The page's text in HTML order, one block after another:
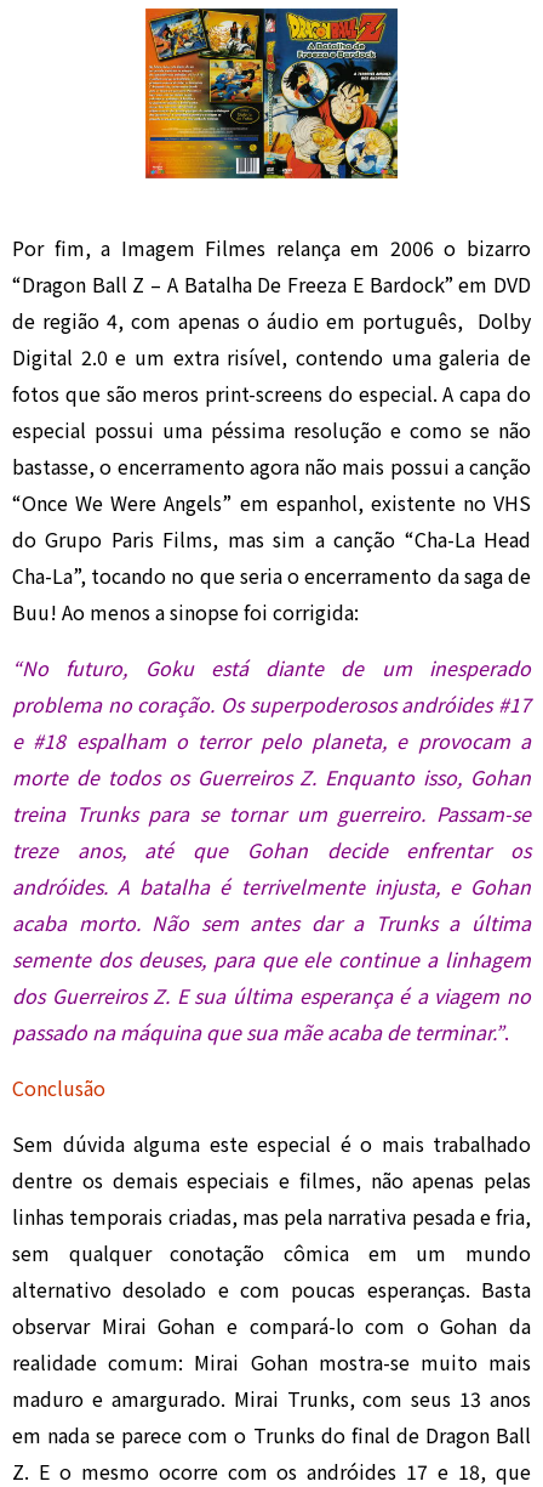
Por fim, a Imagem Filmes relança em 2006 o bizarro
“Dragon Ball Z – A Batalha De Freeza E Bardock” em DVD
de região 4, com apenas o áudio em português, Dolby
Digital 2.0 e um extra risível, contendo uma galeria de
fotos que são meros print-screens do especial. A capa do
especial possui uma péssima resolução e como se não
bastasse, o encerramento agora não mais possui a canção
“Once We Were Angels” em espanhol, existente no VHS
do Grupo Paris Films, mas sim a canção “Cha-La Head
Cha-La”, tocando no que seria o encerramento da saga de
Buu! Ao menos a sinopse foi corrigida:
“No futuro, Goku está diante de um inesperado
problema no coração. Os superpoderosos andróides #17
e #18 espalham o terror pelo planeta, e provocam a
morte de todos os Guerreiros Z. Enquanto isso, Gohan
treina Trunks para se tornar um guerreiro. Passam-se
treze anos, até que Gohan decide enfrentar os
andróides. A batalha é terrivelmente injusta, e Gohan
acaba morto. Não sem antes dar a Trunks a última
semente dos deuses, para que ele continue a linhagem
dos Guerreiros Z. E sua última esperança é a viagem no
passado na máquina que sua mãe acaba de terminar.”.
Conclusão
Sem dúvida alguma este especial é o mais trabalhado
dentre os demais especiais e filmes, não apenas pelas
linhas temporais criadas, mas pela narrativa pesada e fria,
sem qualquer conotação cômica em um mundo
alternativo desolado e com poucas esperanças. Basta
observar Mirai Gohan e compará-lo com o Gohan da
realidade comum: Mirai Gohan mostra-se muito mais
maduro e amargurado. Mirai Trunks, com seus 13 anos
em nada se parece com o Trunks do final de Dragon Ball
Z. E o mesmo ocorre com os andróides 17 e 18, que